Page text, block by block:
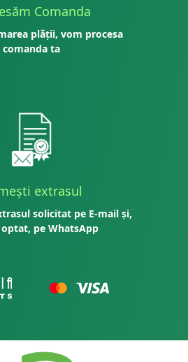
Comanda
plății, vom procesa
comanda ta
extrasul
solicitat pe E-mail și,
optat, pe WhatsApp